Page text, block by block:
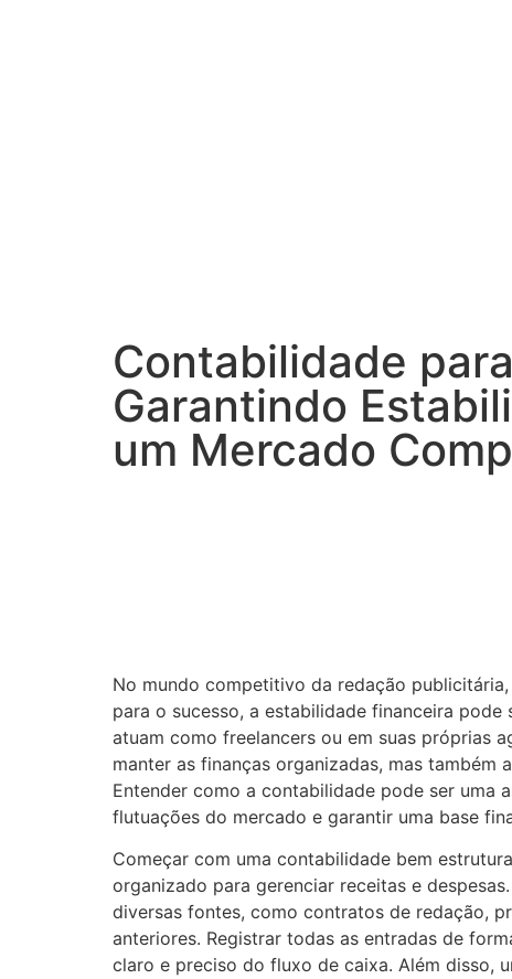
Contabilidade
Garantindo
um Mercado
No mundo competitivo da redação
para o sucesso, a estabilidade financeira
atuam como freelancers ou em suas próprias
manter as finanças organizadas, mas
Entender como a contabilidade pode ser uma
flutuações do mercado e garantir uma base
Começar com uma contabilidade bem
organizado para gerenciar receitas e
diversas fontes, como contratos de redação,
anteriores. Registrar todas as entradas de
claro e preciso do fluxo de caixa. Além disso,